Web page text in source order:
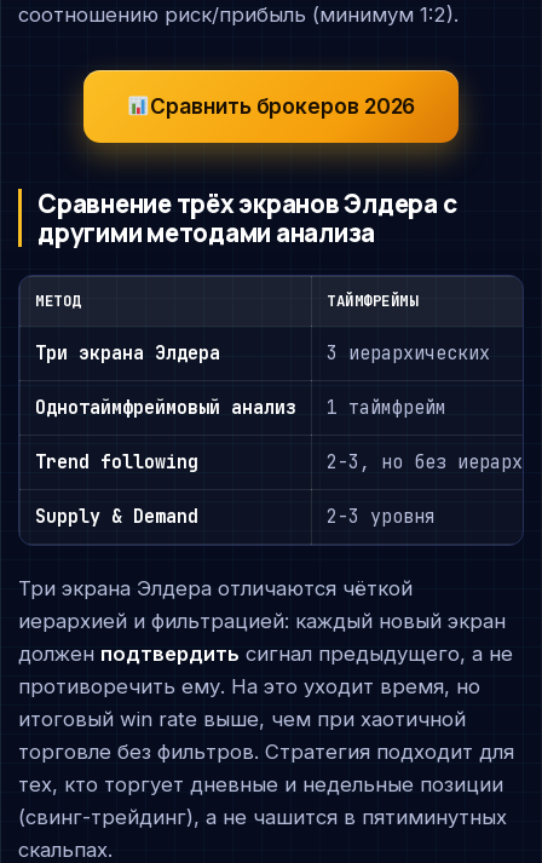
соотношению риск/прибыль (минимум 1:2).
Сравнить брокеров 2026
Сравнение трёх экранов Элдера с
другими методами анализа
МЕТОД ТАЙМФРЕЙМЫ
Три экрана Элдера 3 иерархических
Однотаймфреймовый анализ 1 таймфрейм
Trend following 2-3, но без
Supply & Demand 2-3 уровня
Три экрана Элдера отличаются чёткой
иерархией и фильтрацией: каждый новый экран
должен подтвердить сигнал предыдущего, а не
противоречить ему. На это уходит время, но
итоговый win rate выше, чем при хаотичной
торговле без фильтров. Стратегия подходит для
тех, кто торгует дневные и недельные позиции
(свинг-трейдинг), а не чашится в пятиминутных
скальпах.